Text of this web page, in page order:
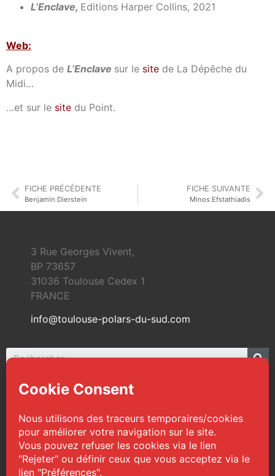
L’Enclave, Editions Harper Collins, 2021
Web:
A propos de L’Enclave sur le site de La Dépêche du
Midi…
…et sur le site du Point.
FICHE PRÉCÉDENTE
Benjamin Dierstein
FICHE SUIVANTE
Minos Efstathiadis
3 Rue Georges Vivent,
BP 73657
31036 Toulouse Cedex 1
FRANCE
info@toulouse-polars-du-sud.com
© 2026 Toulouse Polars du Sud | Tous droits
réservés
Web Design : TPS|Mentions légales